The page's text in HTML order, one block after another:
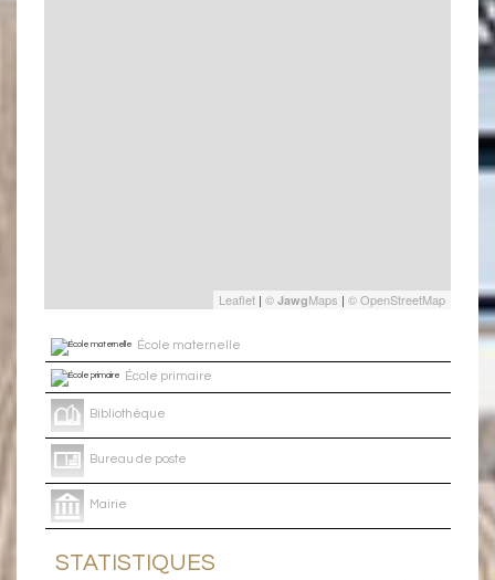
Leaflet | © JawgMaps | © OpenStreetMap
École maternelle
École primaire
Bibliothèque
Bureau de poste
Mairie
STATISTIQUES